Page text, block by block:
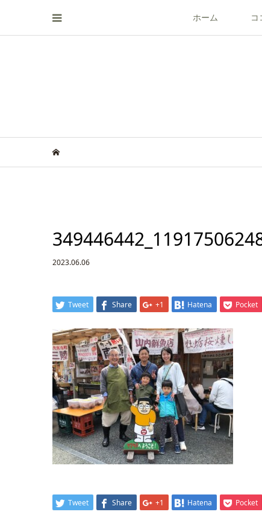
ホーム コ
2023.06.06
Tweet Share +1 Hatena Pocket
Tweet Share +1 Hatena Pocket